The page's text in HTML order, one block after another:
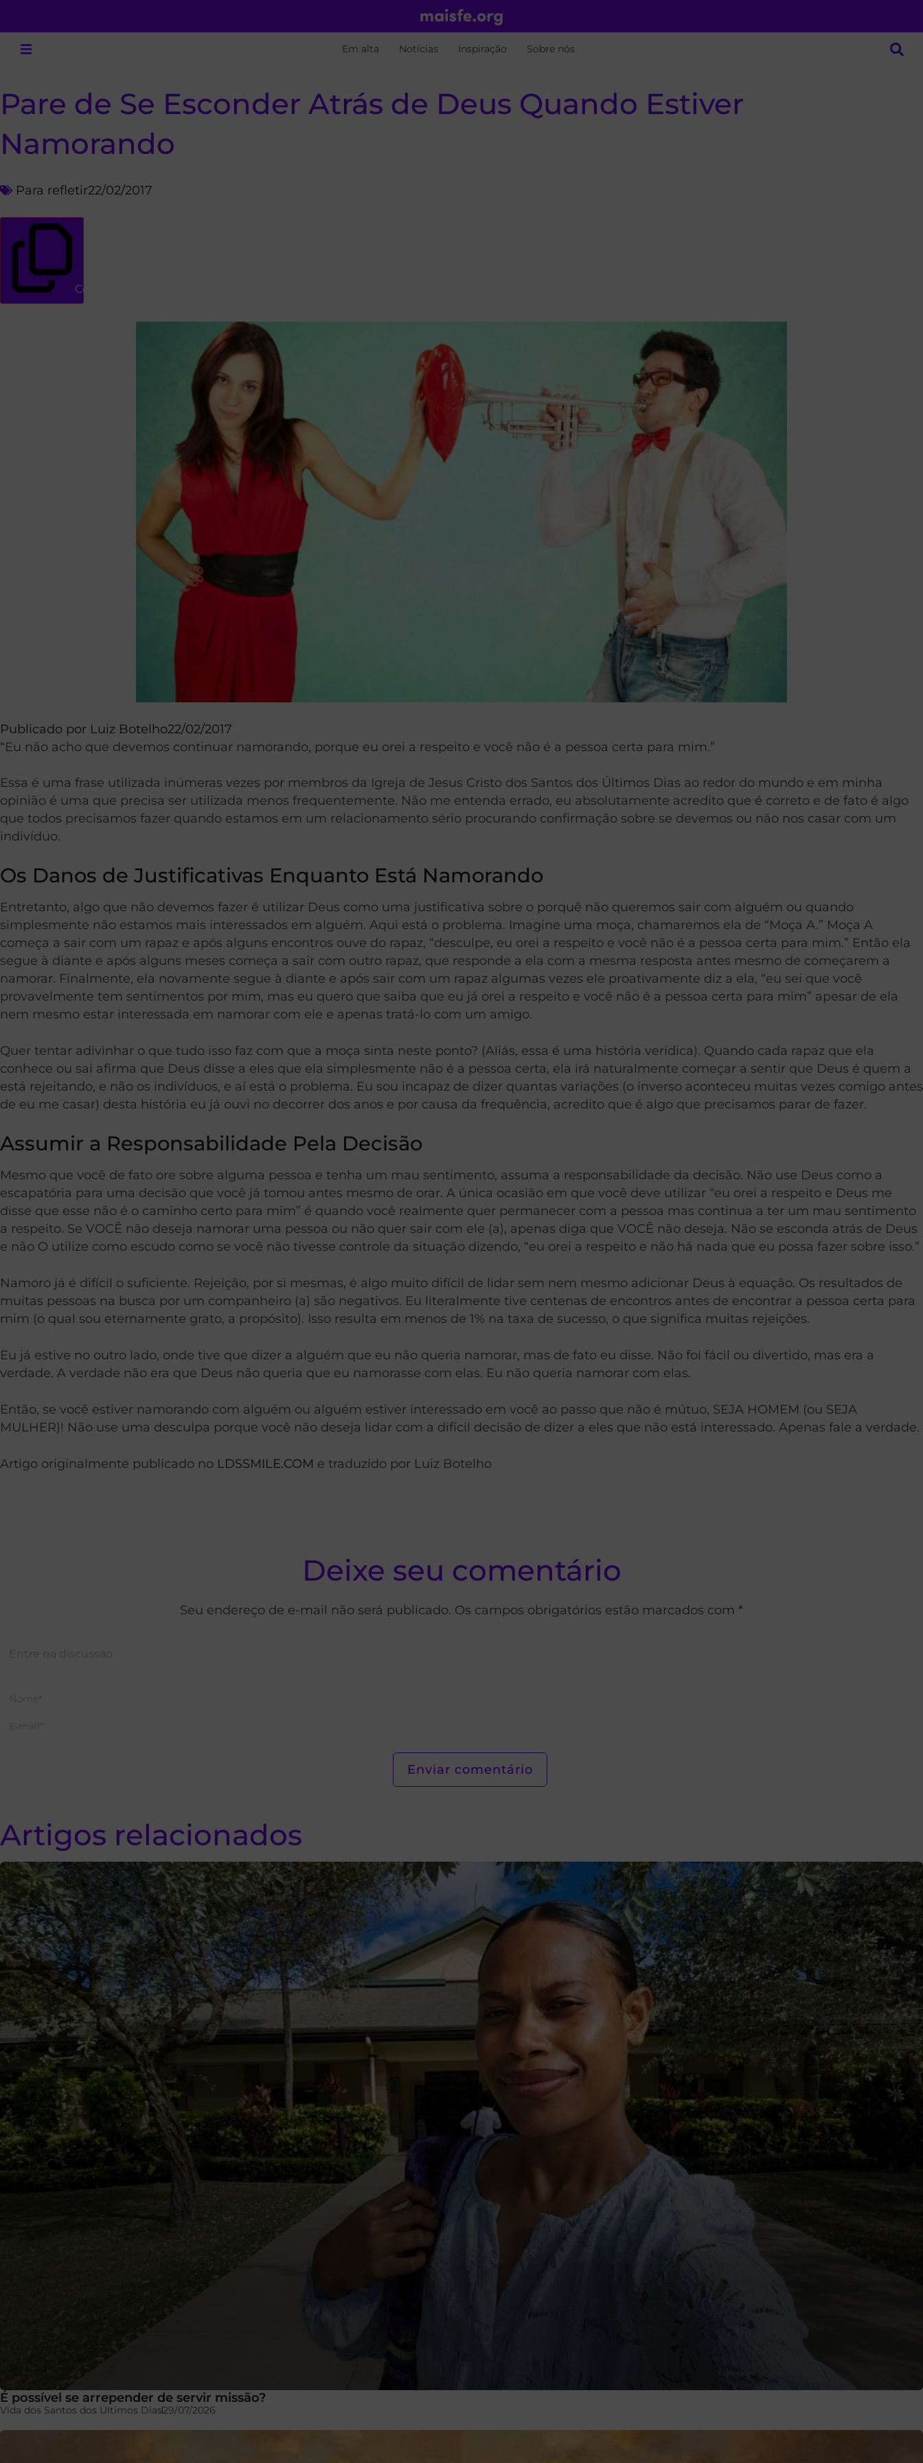
Em alta Notícias Inspiração Sobre nós
Pare de Se Esconder Atrás de Deus Quando Estiver
Namorando
Para refletir22/02/2017
Copiar link
Publicado por Luiz Botelho22/02/2017
“Eu não acho que devemos continuar namorando, porque eu orei a respeito e você não é a pessoa certa para mim.”
Essa é uma frase utilizada inúmeras vezes por membros da Igreja de Jesus Cristo dos Santos dos Últimos Dias ao redor do mundo e em minha
opinião é uma que precisa ser utilizada menos frequentemente. Não me entenda errado, eu absolutamente acredito que é correto e de fato é algo
que todos precisamos fazer quando estamos em um relacionamento sério procurando confirmação sobre se devemos ou não nos casar com um
indivíduo.
Os Danos de Justificativas Enquanto Está Namorando
Entretanto, algo que não devemos fazer é utilizar Deus como uma justificativa sobre o porquê não queremos sair com alguém ou quando
simplesmente não estamos mais interessados em alguém. Aqui está o problema. Imagine uma moça, chamaremos ela de “Moça A.” Moça A
começa a sair com um rapaz e após alguns encontros ouve do rapaz, “desculpe, eu orei a respeito e você não é a pessoa certa para mim.” Então ela
segue à diante e após alguns meses começa a sair com outro rapaz, que responde a ela com a mesma resposta antes mesmo de começarem a
namorar. Finalmente, ela novamente segue à diante e após sair com um rapaz algumas vezes ele proativamente diz a ela, “eu sei que você
provavelmente tem sentimentos por mim, mas eu quero que saiba que eu já orei a respeito e você não é a pessoa certa para mim” apesar de ela
nem mesmo estar interessada em namorar com ele e apenas tratá-lo com um amigo.
Quer tentar adivinhar o que tudo isso faz com que a moça sinta neste ponto? (Aliás, essa é uma história verídica). Quando cada rapaz que ela
conhece ou sai afirma que Deus disse a eles que ela simplesmente não é a pessoa certa, ela irá naturalmente começar a sentir que Deus é quem a
está rejeitando, e não os indivíduos, e aí está o problema. Eu sou incapaz de dizer quantas variações (o inverso aconteceu muitas vezes comigo antes
de eu me casar) desta história eu já ouvi no decorrer dos anos e por causa da frequência, acredito que é algo que precisamos parar de fazer.
Assumir a Responsabilidade Pela Decisão
Mesmo que você de fato ore sobre alguma pessoa e tenha um mau sentimento, assuma a responsabilidade da decisão. Não use Deus como a
escapatória para uma decisão que você já tomou antes mesmo de orar. A única ocasião em que você deve utilizar “eu orei a respeito e Deus me
disse que esse não é o caminho certo para mim” é quando você realmente quer permanecer com a pessoa mas continua a ter um mau sentimento
a respeito. Se VOCÊ não deseja namorar uma pessoa ou não quer sair com ele (a), apenas diga que VOCÊ não deseja. Não se esconda atrás de Deus
e não O utilize como escudo como se você não tivesse controle da situação dizendo, “eu orei a respeito e não há nada que eu possa fazer sobre isso.”
Namoro já é difícil o suficiente. Rejeição, por si mesmas, é algo muito difícil de lidar sem nem mesmo adicionar Deus à equação. Os resultados de
muitas pessoas na busca por um companheiro (a) são negativos. Eu literalmente tive centenas de encontros antes de encontrar a pessoa certa para
mim (o qual sou eternamente grato, a propósito). Isso resulta em menos de 1% na taxa de sucesso, o que significa muitas rejeições.
Eu já estive no outro lado, onde tive que dizer a alguém que eu não queria namorar, mas de fato eu disse. Não foi fácil ou divertido, mas era a
verdade. A verdade não era que Deus não queria que eu namorasse com elas. Eu não queria namorar com elas.
Então, se você estiver namorando com alguém ou alguém estiver interessado em você ao passo que não é mútuo, SEJA HOMEM (ou SEJA
MULHER)! Não use uma desculpa porque você não deseja lidar com a difícil decisão de dizer a eles que não está interessado. Apenas fale a verdade.
Artigo originalmente publicado no LDSSMILE.COM e traduzido por Luiz Botelho
Deixe seu comentário
Seu endereço de e-mail não será publicado. Os campos obrigatórios estão marcados com *
Artigos relacionados
É possível se arrepender de servir missão?
Vida dos Santos dos Últimos Dias29/07/2026